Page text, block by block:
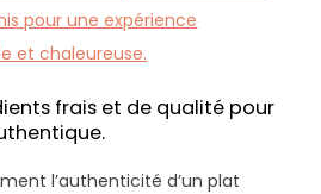
pour une expérience
et chaleureuse.
frais et de qualité pour
l’authenticité d’un plat